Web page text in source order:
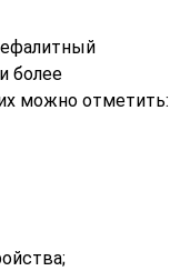
более
можно отметить: